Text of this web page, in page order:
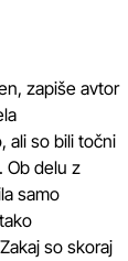
zapiše avtor
ali so bili točni
Ob delu z
samo
so skoraj